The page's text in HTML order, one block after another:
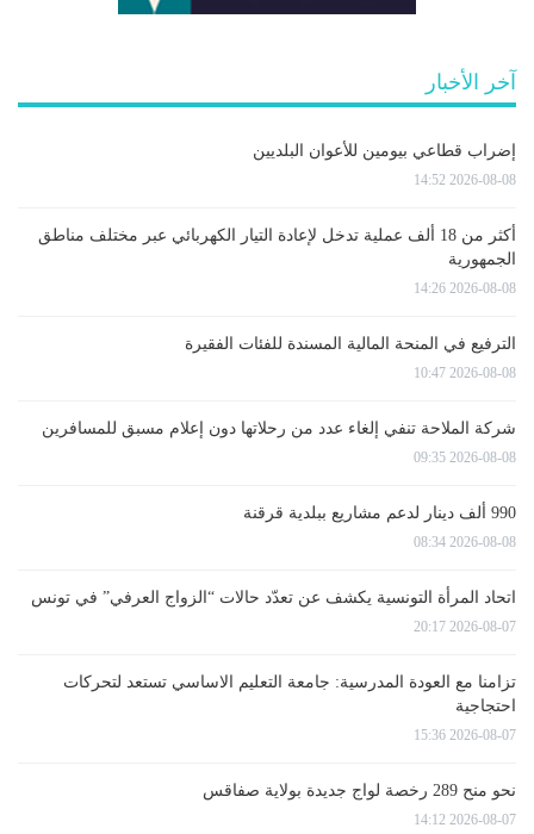
آخر الأخبار
إضراب قطاعي بيومين للأعوان البلديين
2026-08-08 14:52
أكثر من 18 ألف عملية تدخل لإعادة التيار الكهربائي عبر مختلف مناطق
الجمهورية
2026-08-08 14:26
الترفيع في المنحة المالية المسندة للفئات الفقيرة
2026-08-08 10:47
شركة الملاحة تنفي إلغاء عدد من رحلاتها دون إعلام مسبق للمسافرين
2026-08-08 09:35
990 ألف دينار لدعم مشاريع ببلدية قرقنة
2026-08-08 08:34
اتحاد المرأة التونسية يكشف عن تعدّد حالات “الزواج العرفي” في تونس
2026-08-07 20:17
تزامنا مع العودة المدرسية: جامعة التعليم الاساسي تستعد لتحركات
احتجاجية
2026-08-07 15:36
نحو منح 289 رخصة لواج جديدة بولاية صفاقس
2026-08-07 14:12